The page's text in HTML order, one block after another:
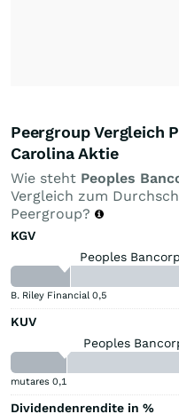
Peergroup Vergleich
Carolina Aktie
Wie steht Peoples
Vergleich zum
Peergroup?
KGV
Peoples
B. Riley Financial 0,5
KUV
Peoples
mutares 0,1
Dividendenrendite in %